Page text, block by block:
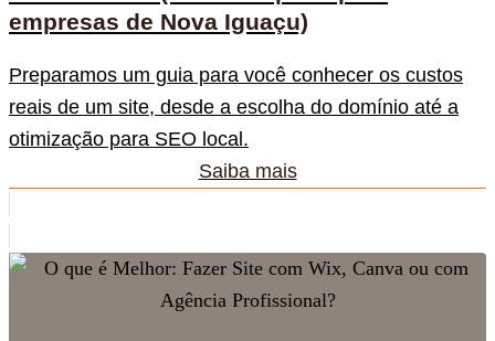
empresas de Nova Iguaçu)
Preparamos um guia para você conhecer os custos
reais de um site, desde a escolha do domínio até a
otimização para SEO local.
Saiba mais